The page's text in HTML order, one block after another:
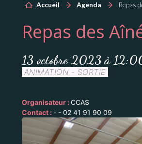
Accueil
Agenda Repas
Repas des
13 octobre 2023 à
ANIMATION - SORTIE
Organisateur :CCAS
Contact : - - 02 41 91 90 09